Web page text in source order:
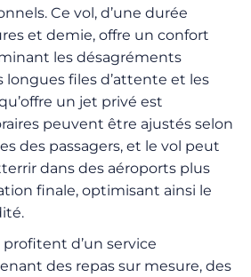
Ce vol, d’une durée
et demie, offre un confort
les désagréments
longues files d’attente et les
un jet privé est
peuvent être ajustés selon
des passagers, et le vol peut
dans des aéroports plus
finale, optimisant ainsi le
profitent d’un service
des repas sur mesure, des